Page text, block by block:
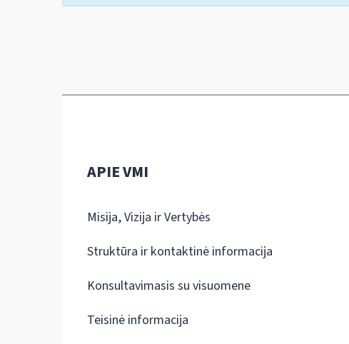
APIE VMI
Misija, Vizija ir Vertybės
Struktūra ir kontaktinė informacija
Konsultavimasis su visuomene
Teisinė informacija